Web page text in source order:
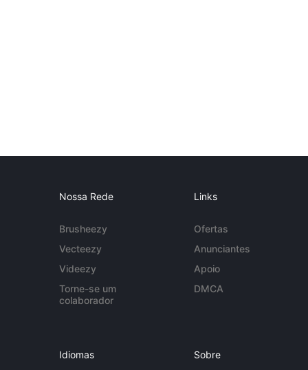
Nossa Rede
Brusheezy
Vecteezy
Videezy
Torne-se um
colaborador
Links
Ofertas
Anunciantes
Apoio
DMCA
Idiomas Sobre